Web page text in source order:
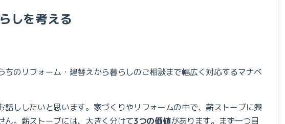
しを考える
ちのリフォーム・建替えから暮らしのご相談まで幅広く対応するマナベ
話ししたいと思います。家づくりやリフォームの中で、薪ストーブに興
ん。薪ストーブには、大きく分けて3つの価値があります。まず一つ目